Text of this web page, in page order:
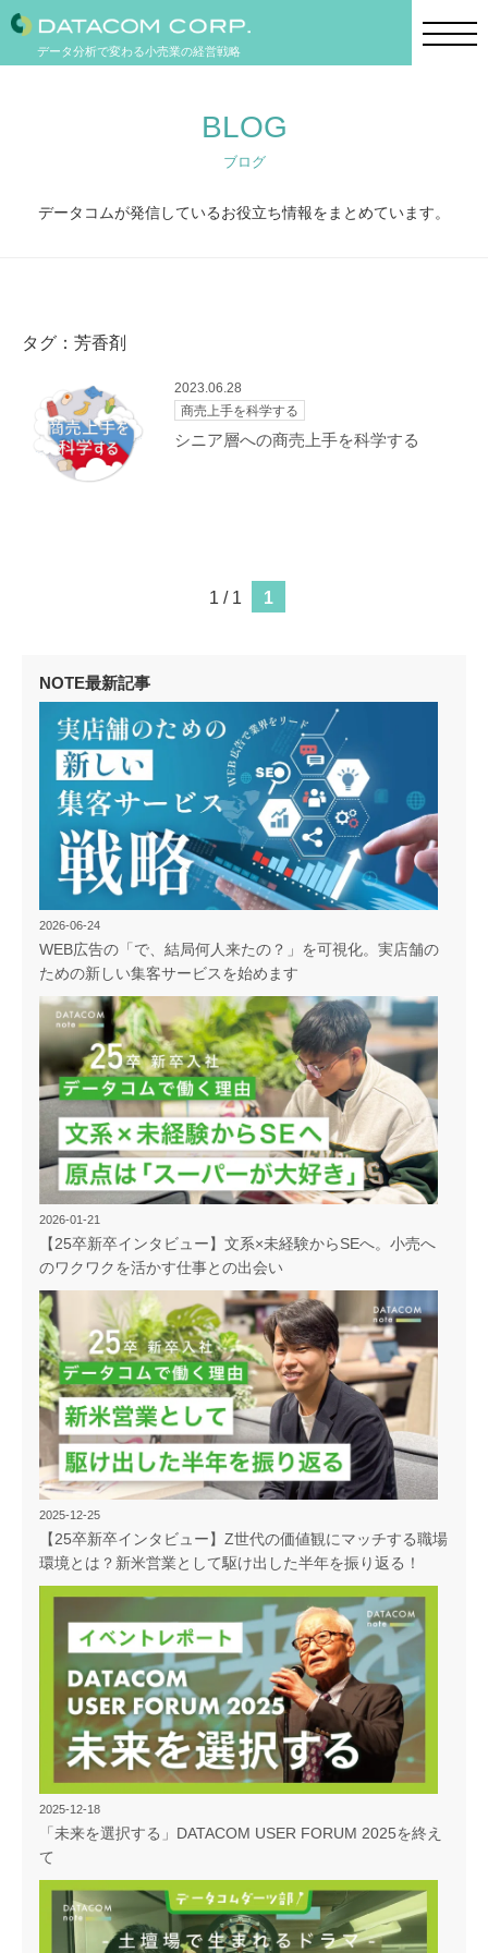
データ分析で変わる小売業の経営戦略
BLOG
ブログ
データコムが発信しているお役立ち情報をまとめています。
タグ：芳香剤
2023.06.28
商売上手を科学する
シニア層への商売上手を科学する
1 / 1 1
NOTE最新記事
2026-06-24
WEB広告の「で、結局何人来たの？」を可視化。実店舗の
ための新しい集客サービスを始めます
2026-01-21
【25卒新卒インタビュー】文系×未経験からSEへ。小売へ
のワクワクを活かす仕事との出会い
2025-12-25
【25卒新卒インタビュー】Z世代の価値観にマッチする職場
環境とは？新米営業として駆け出した半年を振り返る！
2025-12-18
「未来を選択する」DATACOM USER FORUM 2025を終え
て